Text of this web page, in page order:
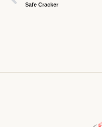
Safe Cracker